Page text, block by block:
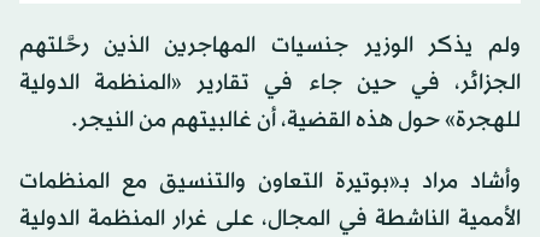
ولم يذكر الوزير جنسيات المهاجرين الذين رحَّلتهم
الجزائر، في حين جاء في تقارير «المنظمة الدولية
للهجرة» حول هذه القضية، أن غالبيتهم من النيجر.
وأشاد مراد بـ«بوتيرة التعاون والتنسيق مع المنظمات
الأممية الناشطة في المجال، على غرار المنظمة الدولية